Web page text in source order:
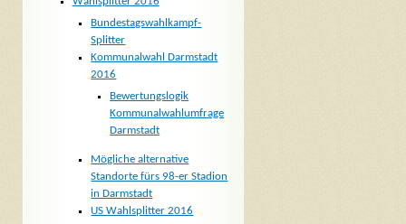
Bundestagswahlkampf-
Splitter
Kommunalwahl Darmstadt
2016
Bewertungslogik
Kommunalwahlumfrage
Darmstadt
Mögliche alternative
Standorte fürs 98-er Stadion
in Darmstadt
US Wahlsplitter 2016